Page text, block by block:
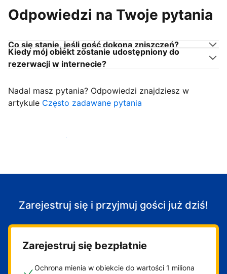
Odpowiedzi na Twoje pytania
Co się stanie, jeśli gość dokona zniszczeń?
Kiedy mój obiekt zostanie udostępniony do
rezerwacji w internecie?
Nadal masz pytania? Odpowiedzi znajdziesz w
artykule Często zadawane pytania
Zacznij przyjmować gości
Zarejestruj się i przyjmuj gości już dziś!
Zarejestruj się bezpłatnie
Ochrona mienia w obiekcie do wartości 1 miliona